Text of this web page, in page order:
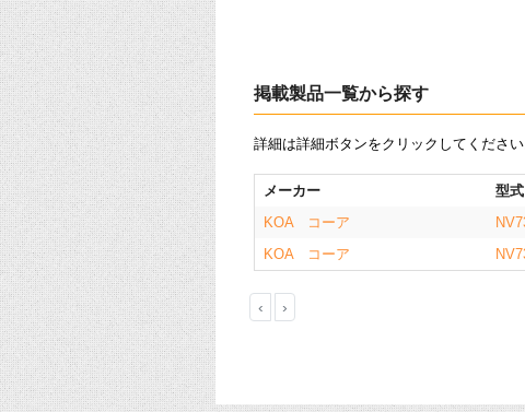
掲載製品一覧から探す
詳細は詳細ボタンをクリックしてください
メーカー 型式
KOA コーア
KOA コーア
‹ ›